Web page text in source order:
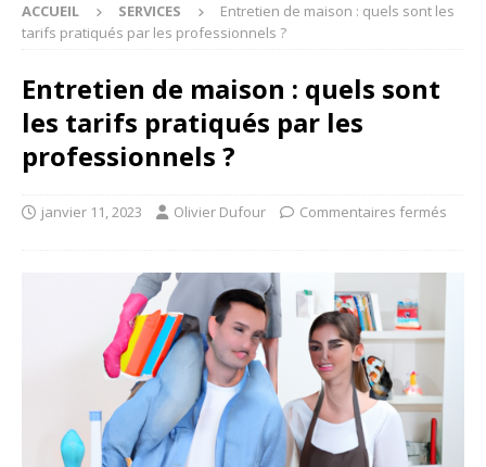
ACCUEIL SERVICES
Entretien de maison : quels sont les
tarifs pratiqués par les professionnels ?
Entretien de maison : quels sont
les tarifs pratiqués par les
professionnels ?
janvier 11, 2023 Olivier Dufour Commentaires fermés